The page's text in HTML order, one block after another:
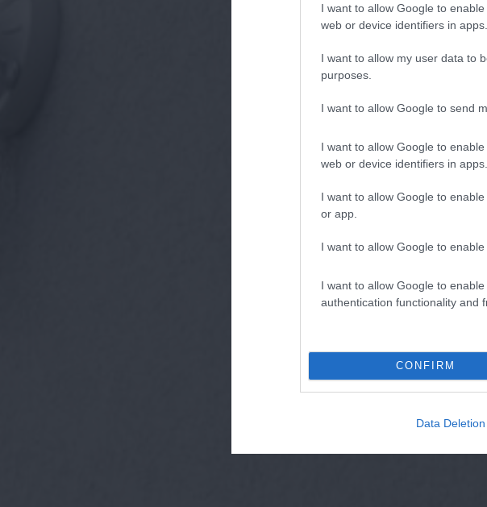
I want to allow Google to
web or device identifiers in apps.
I want to allow my user data to
purposes.
I want to allow Google to send
I want to allow Google to
web or device identifiers in apps.
I want to allow Google to
or app.
I want to allow Google to
I want to allow Google to
authentication functionality and
CONFIRM
Data Deletion